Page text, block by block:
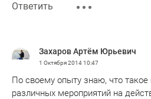
Ответить
Захаров Артём Юрьевич
1 Октября 201410:47
По своему опыту знаю, что
различных мероприятий на